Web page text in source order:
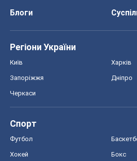
Блоги
Регіони України
Київ Харків
Запоріжжя Дніпро
Черкаси
Спорт
Футбол
Хокей Бокс